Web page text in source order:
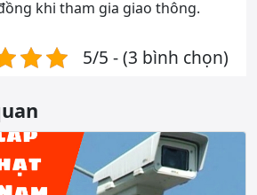
khi tham gia giao thông.
5/5 - (3 bình chọn)